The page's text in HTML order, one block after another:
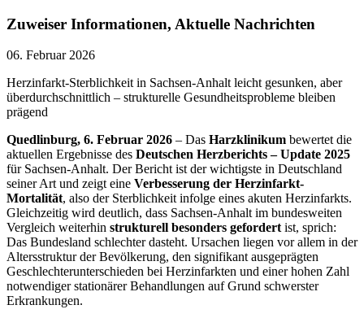
Zuweiser Informationen, Aktuelle Nachrichten
06. Februar 2026
Herzinfarkt-Sterblichkeit in Sachsen-Anhalt leicht gesunken, aber
überdurchschnittlich – strukturelle Gesundheitsprobleme bleiben
prägend
Quedlinburg, 6. Februar 2026 – Das Harzklinikum bewertet die
aktuellen Ergebnisse des Deutschen Herzberichts – Update 2025
für Sachsen-Anhalt. Der Bericht ist der wichtigste in Deutschland
seiner Art und zeigt eine Verbesserung der Herzinfarkt-
Mortalität, also der Sterblichkeit infolge eines akuten Herzinfarkts.
Gleichzeitig wird deutlich, dass Sachsen-Anhalt im bundesweiten
Vergleich weiterhin strukturell besonders gefordertist, sprich:
Das Bundesland schlechter dasteht. Ursachen liegen vor allem in der
Altersstruktur der Bevölkerung, den signifikant ausgeprägten
Geschlechterunterschieden bei Herzinfarkten und einer hohen Zahl
notwendiger stationärer Behandlungen auf Grund schwerster
Erkrankungen.